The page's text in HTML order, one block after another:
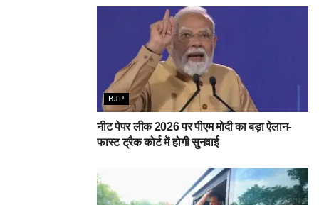
BJP
नीट पेपर लीक 2026 पर पीएम मोदी का बड़ा ऐलान-
फास्ट ट्रैक कोर्ट में होगी सुनवाई